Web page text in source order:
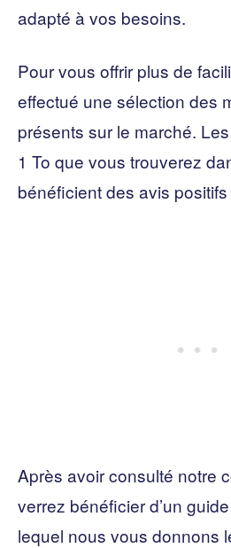
adapté à vos besoins.
Pour vous offrir plus de
effectué une sélection des
présents sur le marché.
1 To que vous trouverez
bénéficient des avis
Après avoir consulté notre
verrez bénéficier d’un
lequel nous vous donnons